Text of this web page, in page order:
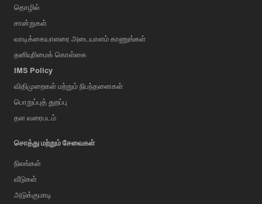
தொழில்
சான்றுகள்
வாடிக்கையாளரை அடையாளம் காணுங்கள்
தனியுரிமைக் கொள்கை
IMS Policy
விதிமுறைகள் மற்றும் நிபந்தனைகள்
பொறுப்புத் துறப்பு
தள வரைபடம்
சொத்து மற்றும் சேவைகள்
நிலங்கள்
வீடுகள்
அடுக்குமாடி